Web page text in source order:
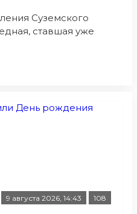
Суземского
ставшая уже
9 августа 2026, 14:43 108